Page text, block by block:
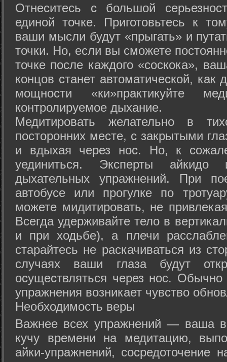
Отнеситесь с большой
единой точке. Приготовьтесь к
ваши мысли будут «прыгать» и
точки. Но, если вы сможете
точке после каждого «соскока»,
концов станет автоматической,
мощности «ки»практикуйте
контролируемое дыхание.
Медитировать желательно в
посторонних месте, с закрытыми
и вдыхая через нос. Но, к
уединиться. Эксперты айкидо
дыхательных упражнений. При
автобусе или прогулке по
можете мидитировать, не
Всегда удерживайте тело в
и при ходьбе), а плечи
старайтесь не раскачиваться из
случаях ваши глаза будут
осуществляться через нос. Обычно
упражнения возникает чувство
Необходимость веры
Важнее всех упражнений — ваша
кучу времени на медитацию,
айки-упражнений, сосредоточение